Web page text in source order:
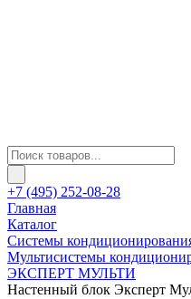
+7 (495) 252-08-28
Главная
Каталог
Системы
Мультисистемы
ЭКСПЕРТ МУЛЬТИ
Настенный блок Эксперт